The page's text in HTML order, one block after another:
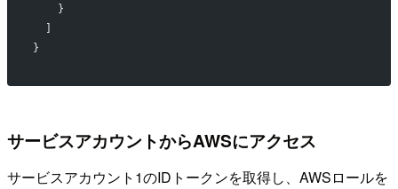
    }
  ]
}
サービスアカウントからAWSにアクセス
サービスアカウント1のIDトークンを取得し、AWSロールを